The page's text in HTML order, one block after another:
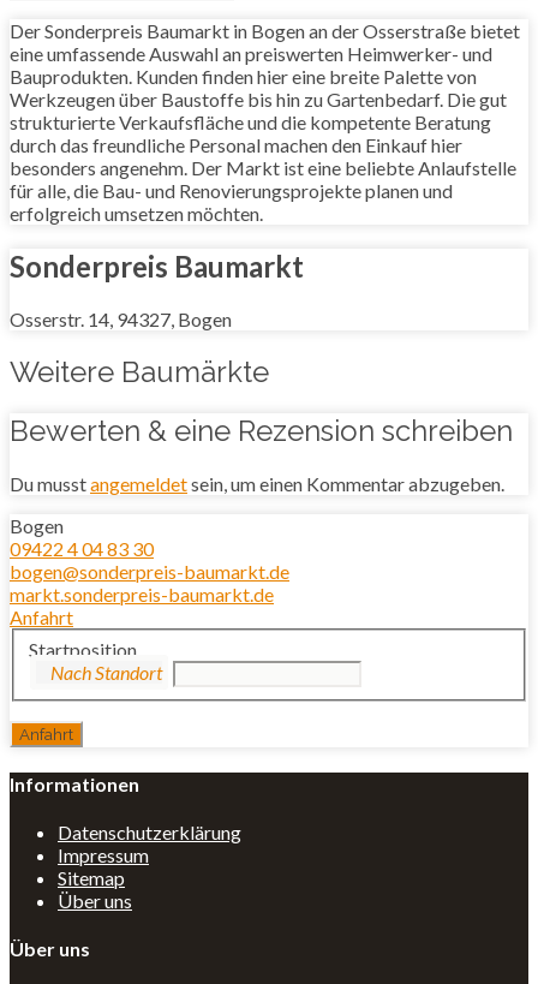
Der Sonderpreis Baumarkt in Bogen an der Osserstraße bietet
eine umfassende Auswahl an preiswerten Heimwerker- und
Bauprodukten. Kunden finden hier eine breite Palette von
Werkzeugen über Baustoffe bis hin zu Gartenbedarf. Die gut
strukturierte Verkaufsfläche und die kompetente Beratung
durch das freundliche Personal machen den Einkauf hier
besonders angenehm. Der Markt ist eine beliebte Anlaufstelle
für alle, die Bau- und Renovierungsprojekte planen und
erfolgreich umsetzen möchten.
Sonderpreis Baumarkt
Osserstr. 14, 94327, Bogen
Weitere Baumärkte
Bewerten & eine Rezension schreiben
Du musstangemeldetsein, um einen Kommentar abzugeben.
Bogen
09422 4 04 83 30
bogen@sonderpreis-baumarkt.de
markt.sonderpreis-baumarkt.de
Anfahrt
Startposition
Informationen
Datenschutzerklärung
Impressum
Sitemap
Über uns
Über uns